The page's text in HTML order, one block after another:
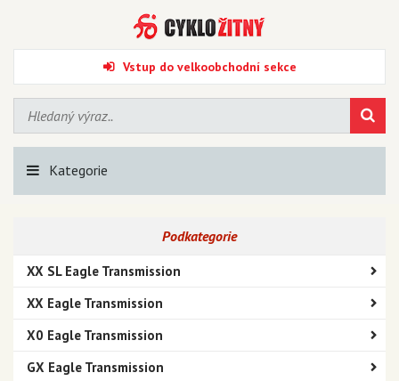
Vstup do velkoobchodní sekce
Kategorie
Podkategorie
XX SL Eagle Transmission
XX Eagle Transmission
X0 Eagle Transmission
GX Eagle Transmission